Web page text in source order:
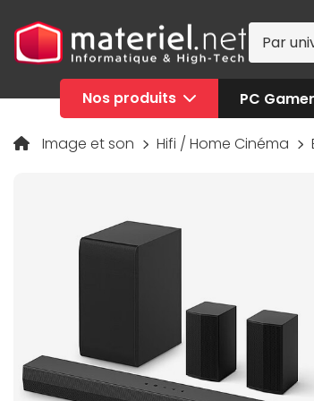
Par
Nos produits PC Gamer
Image et son Hifi / Home Cinéma